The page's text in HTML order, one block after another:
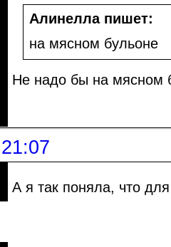
Алинелла пишет:
на мясном бульоне
Не надо бы на мясном
А я так поняла, что